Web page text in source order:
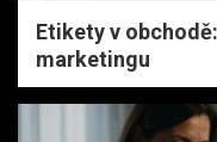
Etikety v
marketingu